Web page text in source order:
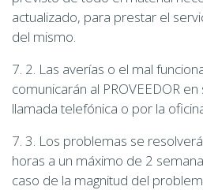
actualizado, para prestar el
del mismo.
7. 2. Las averías o el mal
comunicarán al PROVEEDOR
llamada telefónica o por la
7. 3. Los problemas se
horas a un máximo de 2
caso de la magnitud del